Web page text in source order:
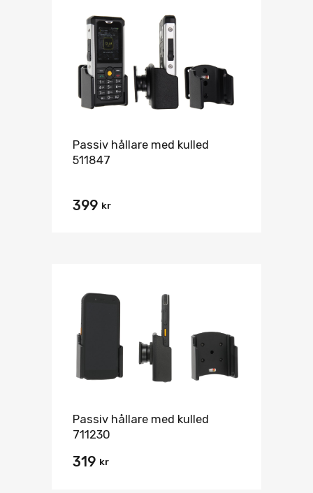
Passiv hållare med kulled
511847
399 kr
Passiv hållare med kulled
711230
319 kr